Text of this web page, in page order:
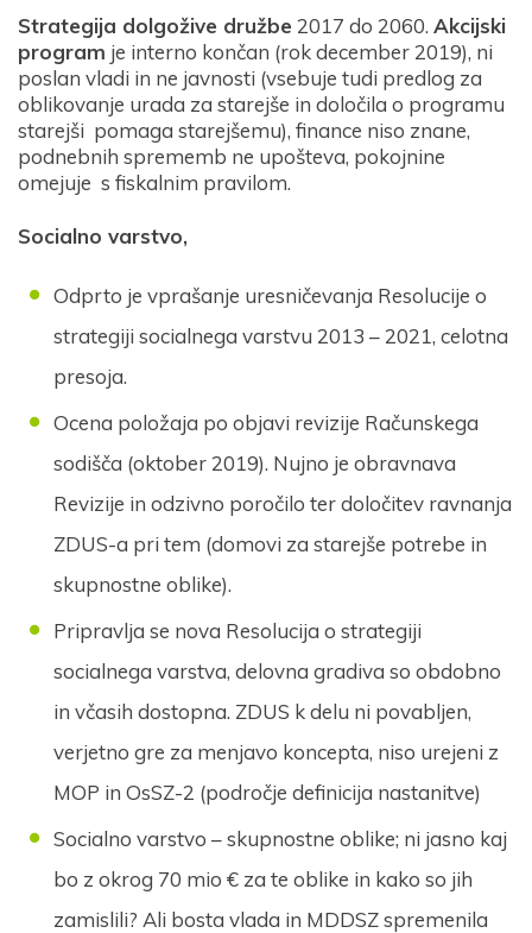
Strategija dolgožive družbe 2017 do 2060. Akcijski
program je interno končan (rok december 2019), ni
poslan vladi in ne javnosti (vsebuje tudi predlog za
oblikovanje urada za starejše in določila o programu
starejši pomaga starejšemu), finance niso znane,
podnebnih sprememb ne upošteva, pokojnine
omejuje s fiskalnim pravilom.
Socialno varstvo,
Odprto je vprašanje uresničevanja Resolucije o
strategiji socialnega varstvu 2013 – 2021, celotna
presoja.
Ocena položaja po objavi revizije Računskega
sodišča (oktober 2019). Nujno je obravnava
Revizije in odzivno poročilo ter določitev ravnanja
ZDUS-a pri tem (domovi za starejše potrebe in
skupnostne oblike).
Pripravlja se nova Resolucija o strategiji
socialnega varstva, delovna gradiva so obdobno
in včasih dostopna. ZDUS k delu ni povabljen,
verjetno gre za menjavo koncepta, niso urejeni z
MOP in OsSZ-2 (področje definicija nastanitve)
Socialno varstvo – skupnostne oblike; ni jasno kaj
bo z okrog 70 mio € za te oblike in kako so jih
zamislili? Ali bosta vlada in MDDSZ spremenila